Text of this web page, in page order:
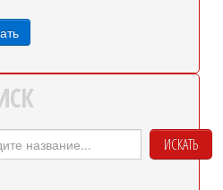
ИСКАТЬ